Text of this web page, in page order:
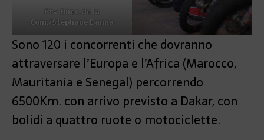
Ft© Direc.de la
Com./Stéphane Danna
Sono 120 i concorrenti che dovranno
attraversare l’Europa e l’Africa (Marocco,
Mauritania e Senegal) percorrendo
6500Km. con arrivo previsto a Dakar, con
bolidi a quattro ruote o motociclette.